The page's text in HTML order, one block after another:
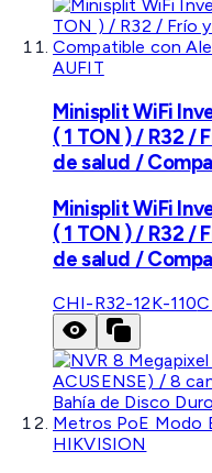
AUFIT
Minisplit WiFi
( 1 TON ) / R32 /
de salud /
Minisplit WiFi
( 1 TON ) / R32 /
de salud /
CHI-R32-12K-110
HIKVISION